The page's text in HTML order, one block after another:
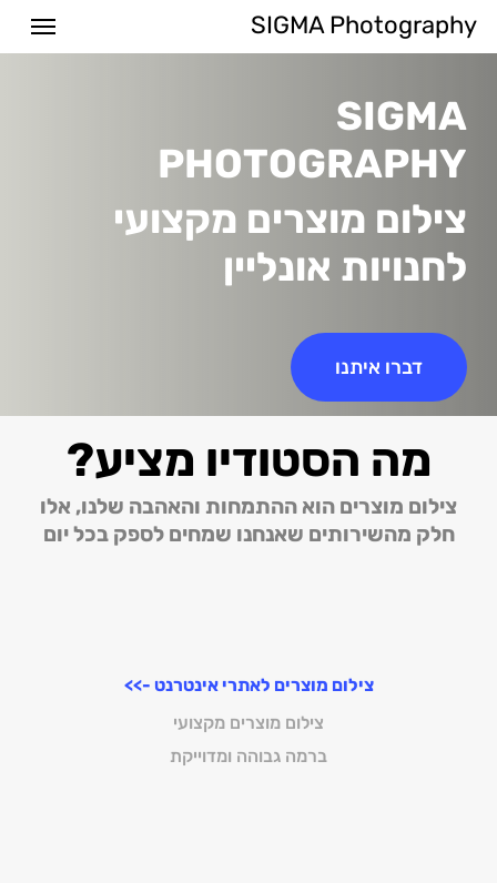
Skip
to
content
SIGMA Photography
Menu
SIGMA
PHOTOGRAPHY
צילום מוצרים מקצועי
לחנויות אונליין
דברו איתנו
מה הסטודיו מציע?
צילום מוצרים הוא ההתמחות והאהבה שלנו, אלו
חלק מהשירותים שאנחנו שמחים לספק בכל יום
צילום מוצרים לאתרי אינטרנט ->>
צילום מוצרים מקצועי
ברמה גבוהה ומדוייקת